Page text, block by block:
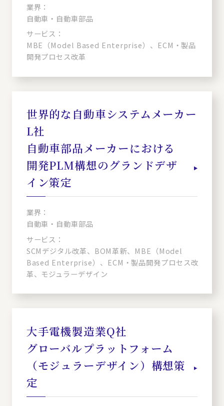
業界：
自動車・自動車部品
サービス：
MBE（Model Based Enterprise）、ECM・製品
開発プロセス改革
世界的な自動車システムメーカー
L社
自動車部品メーカーにおける
開発PLM構想のグランドデザ
イン策定
業界：
自動車・自動車部品
サービス：
SCMデジタル改革、BOM革新、MBE（Model
Based Enterprise）、ECM・製品開発プロセス改
革、モジュラーデザイン
大手電機製造業Q社
グローバルプラットフォーム
（モジュラーデザイン）構想策
定